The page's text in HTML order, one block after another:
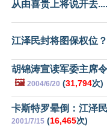
从由喜贵上将说开去
江泽民封将图保权位？
胡锦涛宣读军委主席
🖼️ 2004/6/20 (31,794次)
卡斯特罗晕倒：江泽
2001/7/15 (16,465次)